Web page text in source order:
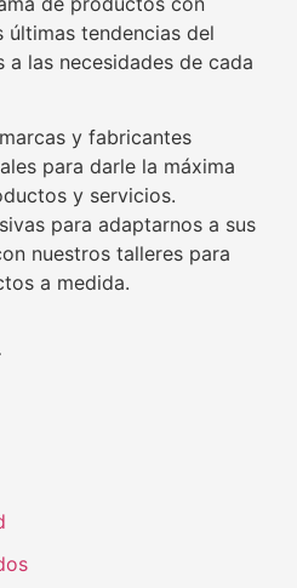
últimas tendencias del
a las necesidades de cada
y fabricantes
para darle la máxima
y servicios.
para adaptarnos a sus
nuestros talleres para
a medida.